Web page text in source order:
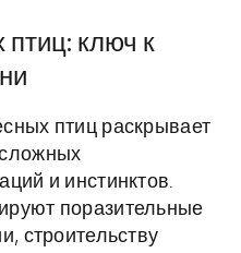
птиц: ключ к
птиц раскрывает
и инстинктов.
поразительные
строительству